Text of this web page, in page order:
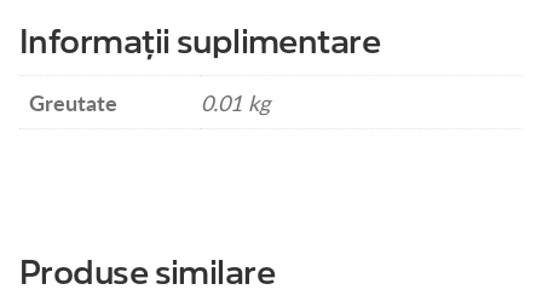
Informații suplimentare
Greutate 0.01 kg
Produse similare